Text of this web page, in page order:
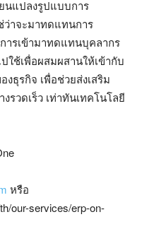
นแปลงรูปแบบการ
าจะมาทดแทนการ
รเข้ามาทดแทนบุคลากร
ใช้เพื่อผสมผสานให้เข้ากับ
ธุรกิจ เพื่อช่วยส่งเสริม
รวดเร็ว เท่าทันเทคโนโลยี
หรือ
our-services/erp-on-